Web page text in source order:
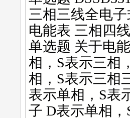
三相三线全电
电能表 三相四
单选题 关于电
相，S表示三相
相，S表示三相
表示单相，S表
子 D表示单相